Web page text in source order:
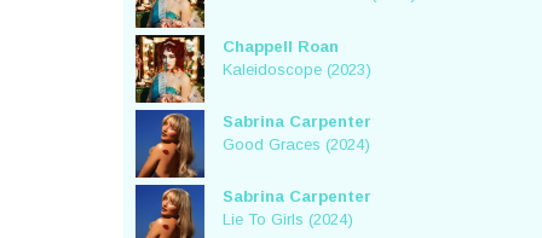
Chappell Roan
Kaleidoscope (2023)
Sabrina Carpenter
Good Graces (2024)
Sabrina Carpenter
Lie To Girls (2024)